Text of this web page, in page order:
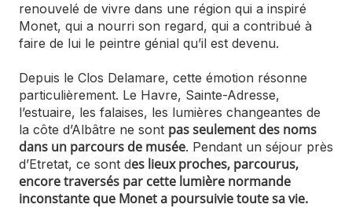
renouvelé de vivre dans une région qui a inspiré
Monet, qui a nourri son regard, qui a contribué à
faire de lui le peintre génial qu’il est devenu.
Depuis le Clos Delamare, cette émotion résonne
particulièrement. Le Havre, Sainte-Adresse,
l’estuaire, les falaises, les lumières changeantes de
la côte d’Albâtre ne sont pas seulement des noms
dans un parcours de musée. Pendant un séjour près
d’Etretat, ce sont des lieux proches, parcourus,
encore traversés par cette lumière normande
inconstante que Monet a poursuivie toute sa vie.